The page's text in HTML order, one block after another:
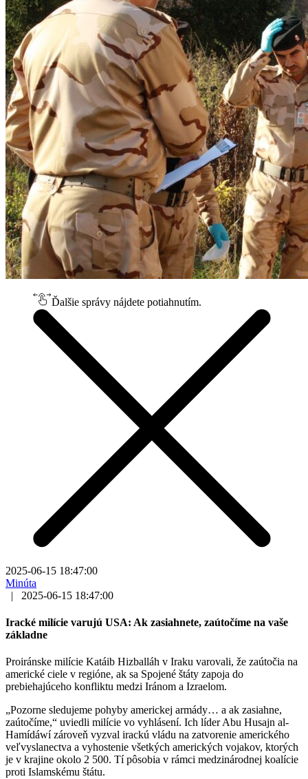
Ďalšie správy nájdete potiahnutím.
2025-06-15 18:47:00
Minúta
|
2025-06-15 18:47:00
Iracké milície varujú USA: Ak zasiahnete, zaútočíme na vaše
základne
Proiránske milície Katáib Hizballáh v Iraku varovali, že zaútočia na
americké ciele v regióne, ak sa Spojené štáty zapoja do
prebiehajúceho konfliktu medzi Iránom a Izraelom.
„Pozorne sledujeme pohyby americkej armády… a ak zasiahne,
zaútočíme,“ uviedli milície vo vyhlásení. Ich líder Abu Husajn al-
Hamídáwí zároveň vyzval irackú vládu na zatvorenie amerického
veľvyslanectva a vyhostenie všetkých amerických vojakov, ktorých
je v krajine okolo 2 500. Tí pôsobia v rámci medzinárodnej koalície
proti Islamskému štátu.